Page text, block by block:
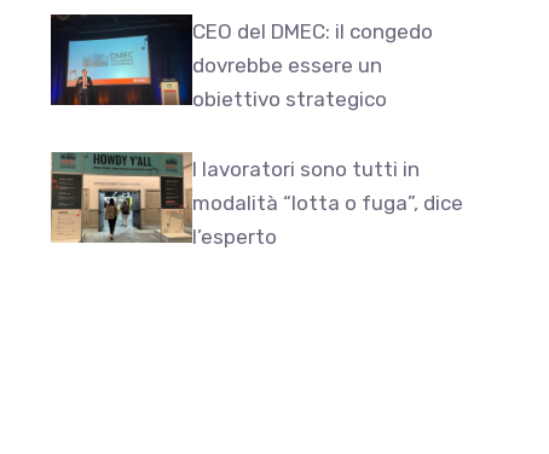
CEO del DMEC: il congedo
dovrebbe essere un
obiettivo strategico
I lavoratori sono tutti in
modalità “lotta o fuga”, dice
l’esperto